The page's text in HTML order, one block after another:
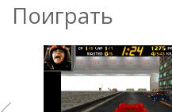
Поиграть